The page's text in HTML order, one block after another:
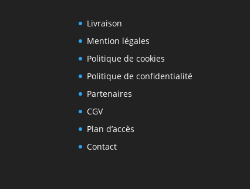
Livraison
Mention légales
Politique de cookies
Politique de confidentialité
Partenaires
CGV
Plan d’accès
Contact